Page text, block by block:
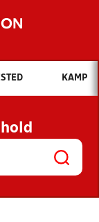
du søge efter?
NYHEDER
OG
KAMP